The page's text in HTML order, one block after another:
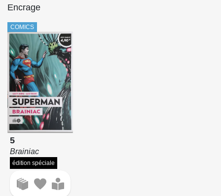
Encrage
COMICS
5
Brainiac
édition spéciale